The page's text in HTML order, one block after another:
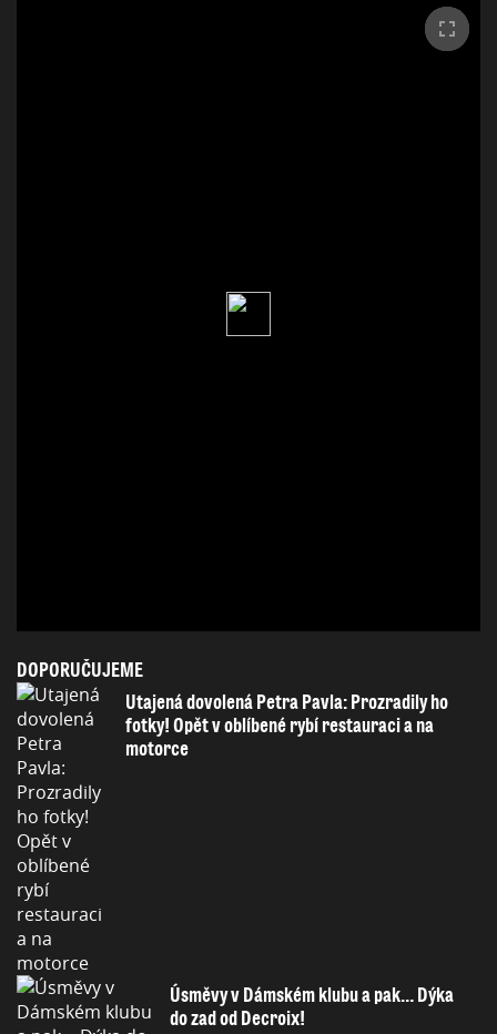
DOPORUČUJEME
Utajená dovolená Petra Pavla: Prozradily ho
fotky! Opět v oblíbené rybí restauraci a na
motorce
Úsměvy v Dámském klubu a pak… Dýka
do zad od Decroix!